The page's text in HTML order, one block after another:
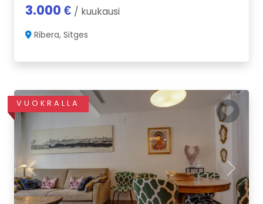
3.000 € / kuukausi
Ribera, Sitges
VUOKRALLA
Previous Next